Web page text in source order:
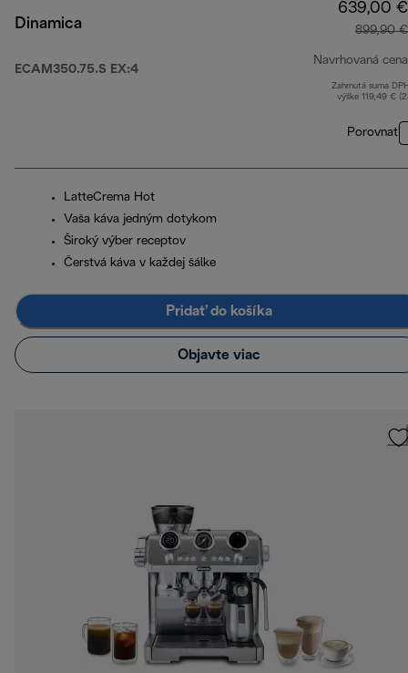
Dinamica
ECAM350.75.S EX:4
639,00 €
899,90 €
Navrhovaná cena
Zahrnutá suma
výške 119,49 €
Porovnať
LatteCrema Hot
Vaša káva jedným dotykom
Široký výber receptov
Čerstvá káva v každej šálke
Pridať do košíka
Objavte viac